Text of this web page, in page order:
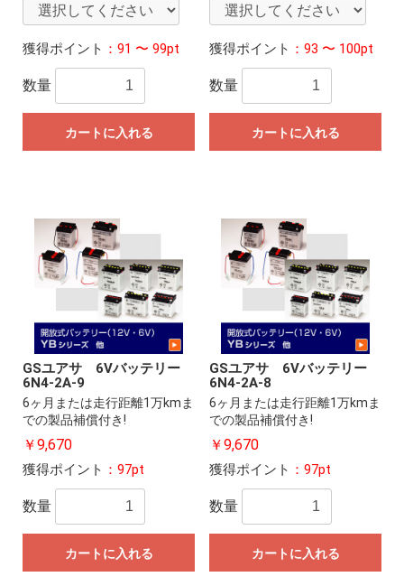
獲得ポイント ：91 〜 99pt
数量
カートに入れる
獲得ポイント ：93 〜 100pt
数量
カートに入れる
GSユアサ 6Vバッテリー
6N4-2A-9
6ヶ月または走行距離1万kmま
での製品補償付き!
￥9,670
獲得ポイント ：97pt
数量
カートに入れる
GSユアサ 6Vバッテリー
6N4-2A-8
6ヶ月または走行距離1万kmま
での製品補償付き!
￥9,670
獲得ポイント ：97pt
数量
カートに入れる